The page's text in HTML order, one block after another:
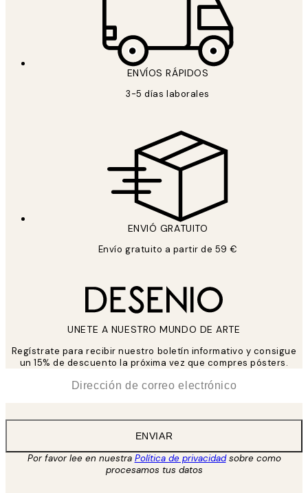
ENVÍOS RÁPIDOS
3-5 días laborales
ENVIÓ GRATUITO
Envío gratuito a partir de 59 €
UNETE A NUESTRO MUNDO DE ARTE
Regístrate para recibir nuestro boletín informativo y consigue
un 15% de descuento la próxima vez que compres pósters.
ENVIAR
Por favor lee en nuestra Política de privacidadsobre como
procesamos tus datos